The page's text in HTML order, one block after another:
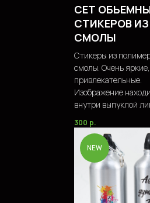
СЕТ
СТИКЕРОВ ИЗ
СМОЛЫ
Стикеры из
смолы. Очень
привлекательные.
Изображение
внутри выпуклой
300 р.
NEW